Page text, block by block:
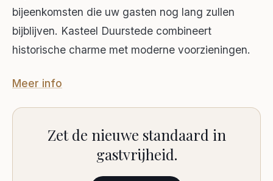
bijeenkomsten die uw gasten nog lang zullen
bijblijven. Kasteel Duurstede combineert
historische charme met moderne voorzieningen.
Meer info
Zet de nieuwe standaard in
gastvrijheid.